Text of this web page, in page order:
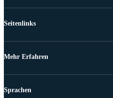
Seitenlinks
Mehr Erfahren
Sprachen